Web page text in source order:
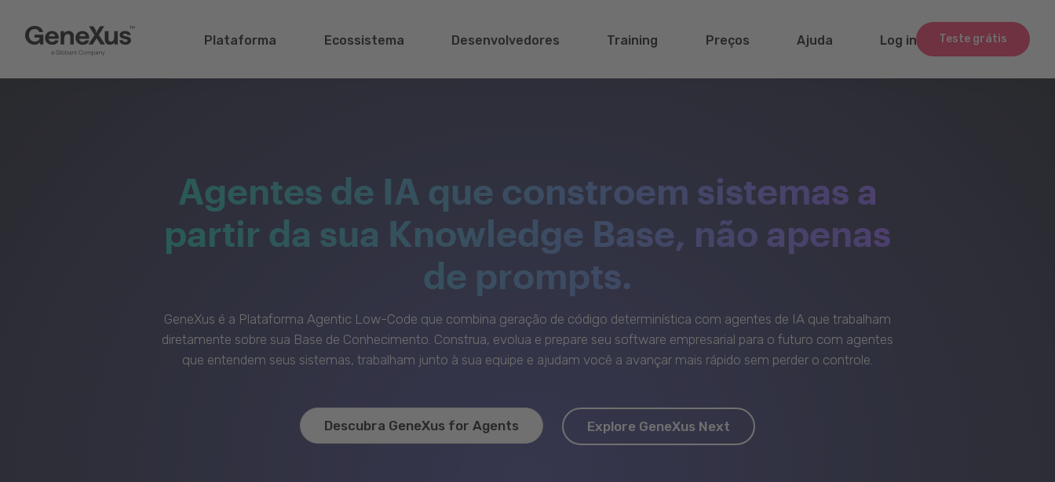
Teste grátis
Plataforma Ecossistema Desenvolvedores Training Preços Ajuda Log in
Agentes de IA que constroem sistemas a
partir da sua Knowledge Base, não apenas
de prompts.
GeneXus é a Plataforma Agentic Low-Code que combina geração de código determinística com agentes de IA que trabalham
diretamente sobre sua Base de Conhecimento. Construa, evolua e prepare seu software empresarial para o futuro com agentes
que entendem seus sistemas, trabalham junto à sua equipe e ajudam você a avançar mais rápido sem perder o controle.
Descubra GeneXus for Agents Explore GeneXus Next